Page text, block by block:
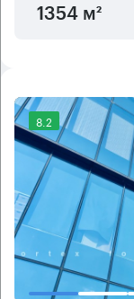
1354 м²
8.2